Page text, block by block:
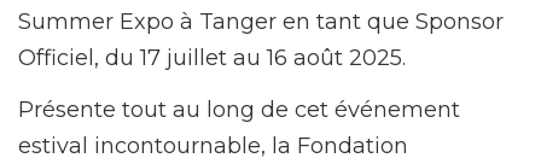
Summer Expo à Tanger en tant que Sponsor
Officiel, du 17 juillet au 16 août 2025.
Présente tout au long de cet événement
estival incontournable, la Fondation